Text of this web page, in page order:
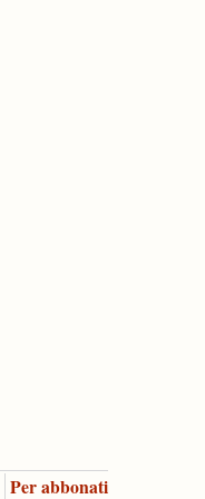
Per abbonati